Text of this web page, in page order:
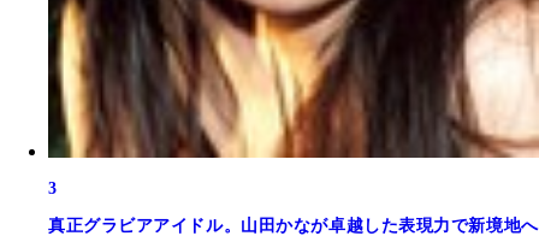
3
真正グラビアアイドル。山田かなが卓越した表現力で新境地へ